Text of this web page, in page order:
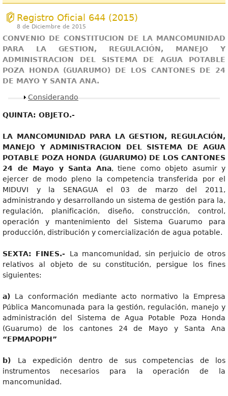
Registro Oficial 644 (2015)
8 de Diciembre de 2015
CONVENIO DE CONSTITUCION DE LA MANCOMUNIDAD
PARA LA GESTION, REGULACIÓN, MANEJO Y
ADMINISTRACION DEL SISTEMA DE AGUA POTABLE
POZA HONDA (GUARUMO) DE LOS CANTONES DE 24
DE MAYO Y SANTA ANA.
Mostrar
Considerando
QUINTA: OBJETO.-
L A MANCOMUNIDAD PARA LA GESTION, REGULACIÓN,
MANEJO Y ADMINISTRACION DEL SISTEMA DE AGUA
POTABLE POZA HONDA (GUARUMO) DE LOS CANTONES
24 de Mayo y Santa Ana, tiene como objeto asumir y
ejercer de modo pleno la competencia transferida por el
MIDUVI y la SENAGUA el 03 de marzo del 2011,
administrando y desarrollando un sistema de gestión para la,
regulación, planificación, diseño, construcción, control,
operación y mantenimiento del Sistema Guarumo para
producción, distribución y comercialización de agua potable.
SEXTA: FINES.- La mancomunidad, sin perjuicio de otros
relativos al objeto de su constitución, persigue los fines
siguientes:
a) La conformación mediante acto normativo la Empresa
Pública Mancomunada para la gestión, regulación, manejo y
administración del Sistema de Agua Potable Poza Honda
(Guarumo) de los cantones 24 de Mayo y Santa Ana
“EPMAPOPH”
b) La expedición dentro de sus competencias de los
instrumentos necesarios para la operación de la
mancomunidad.